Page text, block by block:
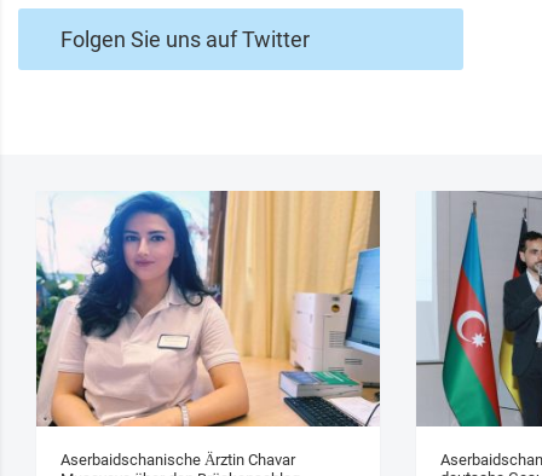
Folgen Sie uns auf Twitter
Aserbaidschanische Ärztin Chavar